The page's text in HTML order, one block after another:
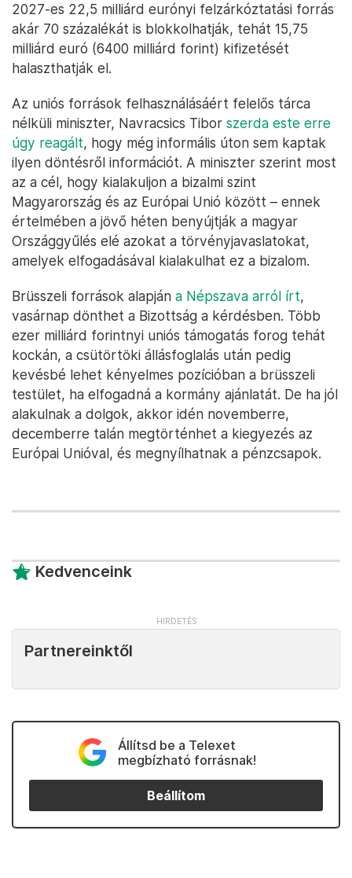
2027-es 22,5 milliárd eurónyi felzárkóztatási forrás
akár 70 százalékát is blokkolhatják, tehát 15,75
milliárd euró (6400 milliárd forint) kifizetését
halaszthatják el.
Az uniós források felhasználásáért felelős tárca
nélküli miniszter, Navracsics Tibor szerda este erre
úgy reagált, hogy még informális úton sem kaptak
ilyen döntésről információt. A miniszter szerint most
az a cél, hogy kialakuljon a bizalmi szint
Magyarország és az Európai Unió között – ennek
értelmében a jövő héten benyújtják a magyar
Országgyűlés elé azokat a törvényjavaslatokat,
amelyek elfogadásával kialakulhat ez a bizalom.
Brüsszeli források alapján a Népszava arról írt,
vasárnap dönthet a Bizottság a kérdésben. Több
ezer milliárd forintnyi uniós támogatás forog tehát
kockán, a csütörtöki állásfoglalás után pedig
kevésbé lehet kényelmes pozícióban a brüsszeli
testület, ha elfogadná a kormány ajánlatát. De ha jól
alakulnak a dolgok, akkor idén novemberre,
decemberre talán megtörténhet a kiegyezés az
Európai Unióval, és megnyílhatnak a pénzcsapok.
Kedvenceink
Partnereinktől
Állítsd be a Telexet
megbízható forrásnak!
Beállítom